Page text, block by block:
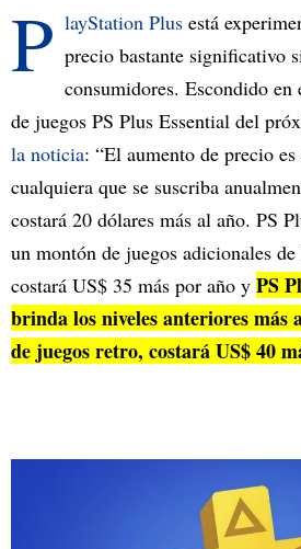
P layStation Plus está
precio bastante significativo
consumidores. Escondido
de juegos PS Plus Essential del
la noticia: “El aumento de precio
cualquiera que se suscriba
costará 20 dólares más al año. PS
un montón de juegos adicionales
costará US$ 35 más por año y PS
brinda los niveles anteriores más
de juegos retro, costará US$ 40